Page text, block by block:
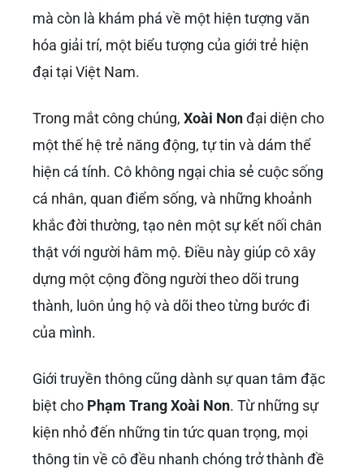
là một người phụ nữ trẻ năng động, luôn giữ
gìn hình ảnh cá nhân và tiếp tục phát triển các
hoạt động của mình. Sự trưởng thành trong
giúp cô duy trì được sự yêu mến từ cộng đồng.